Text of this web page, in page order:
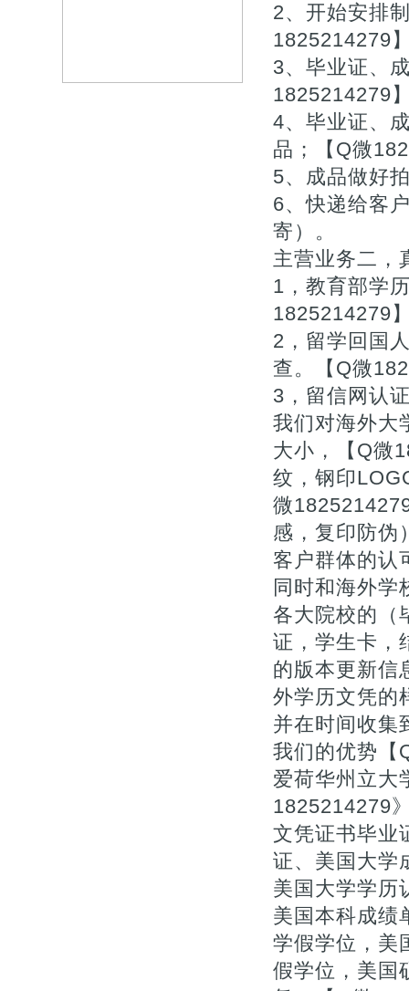
2、开始安排
1825214279
3、毕业证、
1825214279
4、毕业证、
品；【Q微
5、成品做好
6、快递给客
寄）。
主营业务二，
1，教育部学
1825214279
2，留学回国
查。【Q微
3，留信网认
我们对海外大
大小，【Q微
纹，钢印
微
感，复印防伪
客户群体的认
同时和海外学
各大院校的（
证，学生卡，
的版本更新信
外学历文凭的
并在时间收集
我们的优势【
爱荷华州立大
1825214279
文凭证书毕业
证、美国大学
美国大学学历
美国本科成绩
学假学位，美
假学位，美国